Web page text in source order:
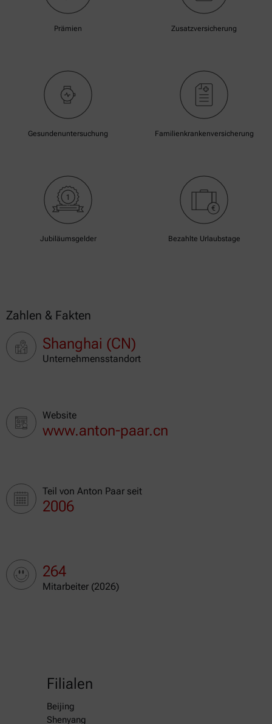
Prämien Zusatzversicherung
Gesundenuntersuchung Familienkrankenversicherung
Jubiläumsgelder Bezahlte Urlaubstage
Zahlen & Fakten
Shanghai (CN)
Unternehmensstandort
Website
www.anton-paar.cn
Teil von Anton Paar seit
2006
264
Mitarbeiter (2026)
Filialen
Beijing
Shenyang